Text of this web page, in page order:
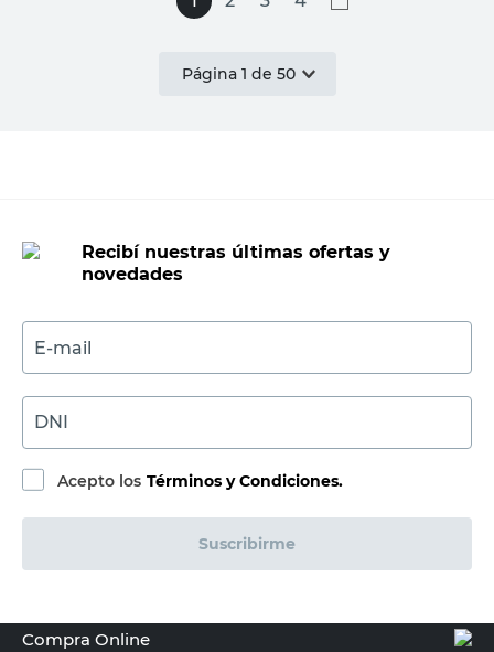
Página 1 de 50
Recibí nuestras últimas ofertas y
novedades
E-mail
DNI
Acepto los Términos y Condiciones.
Suscribirme
Compra Online